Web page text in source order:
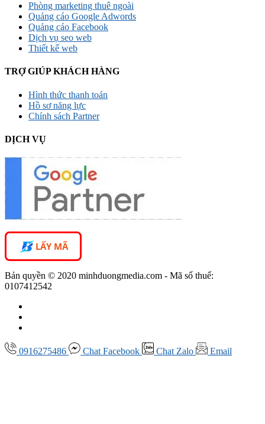
Phòng marketing thuê ngoài
Quảng cáo Google Adwords
Quảng cáo Facebook
Dịch vụ seo web
Thiết kế web
TRỢ GIÚP KHÁCH HÀNG
Hình thức thanh toán
Hồ sơ năng lực
Chính sách Partner
DỊCH VỤ
LẤY MÃ
Bản quyền © 2020 minhduongmedia.com - Mã số thuế:
0107412542
0916275486 Chat Facebook Chat Zalo Email